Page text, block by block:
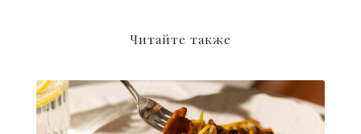
Читайте также